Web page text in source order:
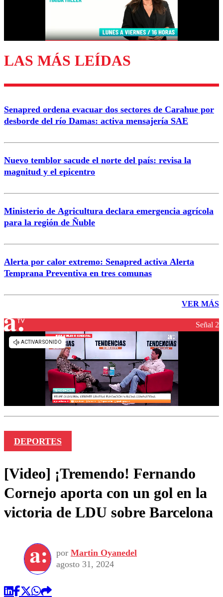
Enviar comentario
LAS MÁS LEÍDAS
Senapred ordena evacuar dos sectores de Carahue por
desborde del río Damas: activa mensajería SAE
Nuevo temblor sacude el norte del país: revisa la
magnitud y el epicentro
Ministerio de Agricultura declara emergencia agrícola
para la región de Ñuble
Alerta por calor extremo: Senapred activa Alerta
Temprana Preventiva en tres comunas
VER MÁS
Señal 2
DEPORTES
[Video] ¡Tremendo! Fernando
Cornejo aporta con un gol en la
victoria de LDU sobre Barcelona
por Martin Oyanedel
agosto 31, 2024